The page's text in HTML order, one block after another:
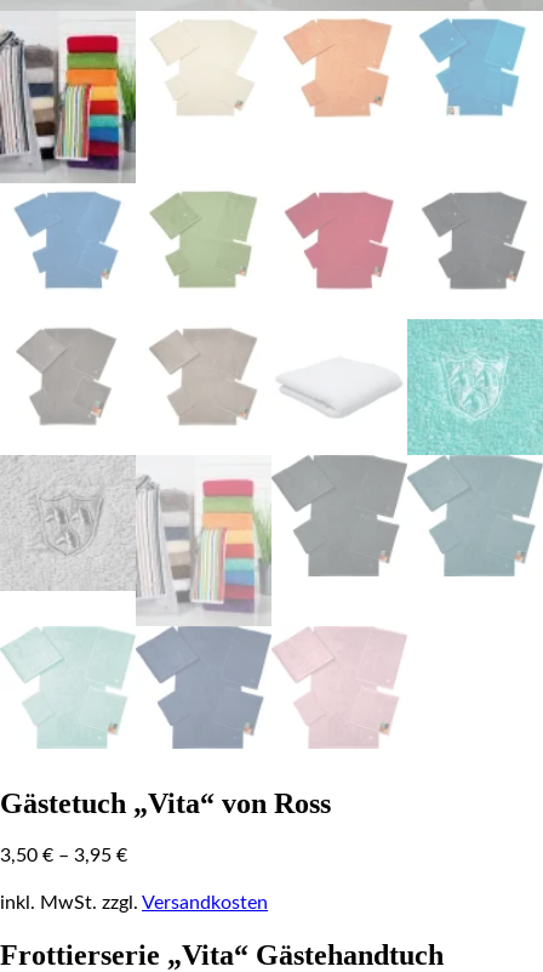
Gästetuch „Vita“ von Ross
3,50 € – 3,95 €
inkl. MwSt. zzgl. Versandkosten
Frottierserie „Vita“ Gästehandtuch